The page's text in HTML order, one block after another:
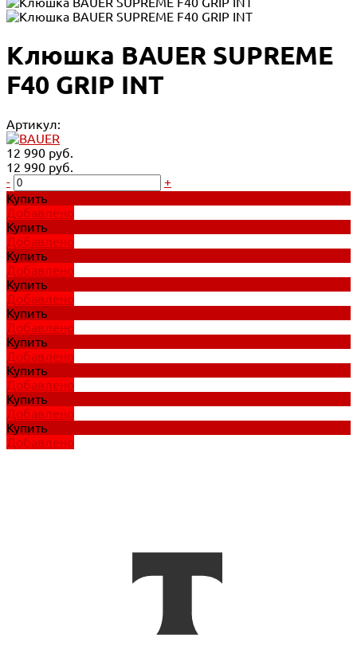
Клюшка BAUER SUPREME
F40 GRIP INT
Артикул:
12 990 руб.
12 990 руб.
-
+
Купить
Добавлено
Купить
Добавлено
Купить
Добавлено
Купить
Добавлено
Купить
Добавлено
Купить
Добавлено
Купить
Добавлено
Купить
Добавлено
Купить
Добавлено